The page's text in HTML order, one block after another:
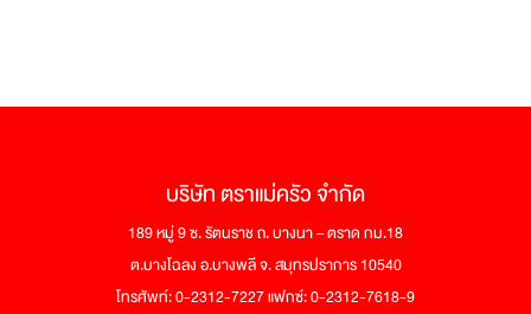
บริษัท ตราแม่ครัว จำกัด
189 หมู่ 9 ซ. รัตนราช ถ. บางนา – ตราด กม.18
ต.บางโฉลง อ.บางพลี จ. สมุทรปราการ 10540
โทรศัพท์: 0-2312-7227 แฟกซ์: 0-2312-7618-9